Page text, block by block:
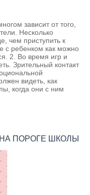
зависит от того,
Несколько
чем приступить к
с ребенком как можно
2. Во время игр и
Зрительный контакт
видеть, как
когда они с ним
ПОРОГЕ ШКОЛЫ